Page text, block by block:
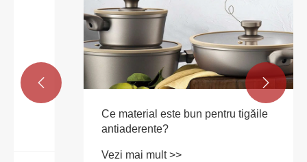
Ce material este bun pentru tigăile
antiaderente?
Vezi mai mult >>
 